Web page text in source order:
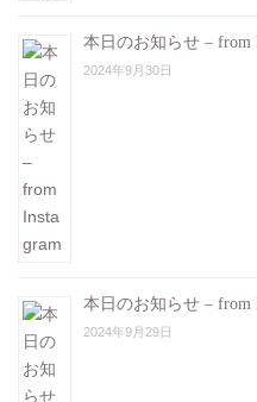
本日のお知らせ – from
2024年9月30日
本日のお知らせ – from
2024年9月29日